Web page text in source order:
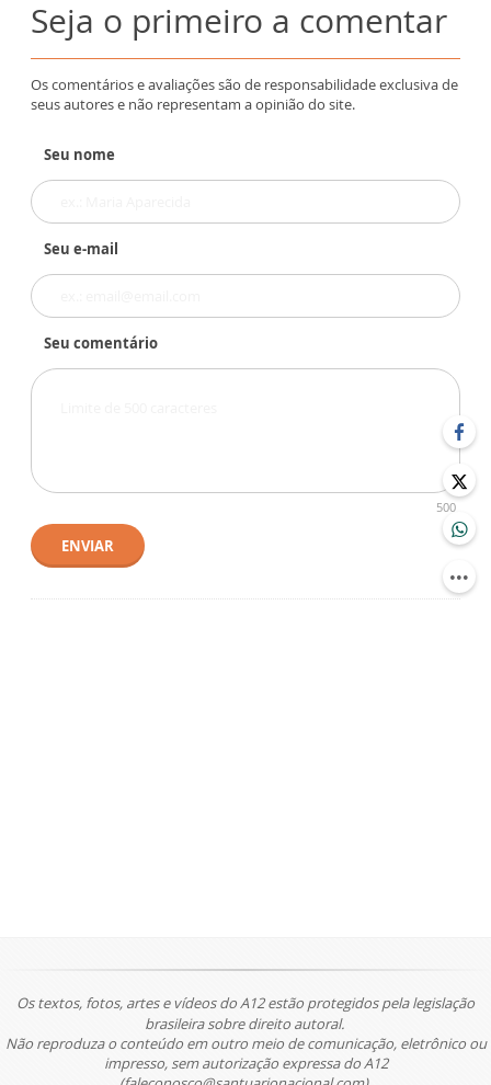
Seja o primeiro a comentar
Os comentários e avaliações são de responsabilidade exclusiva de
seus autores e não representam a opinião do site.
Seu nome
Seu e-mail
Seu comentário
500
ENVIAR
Os textos, fotos, artes e vídeos do A12 estão protegidos pela legislação
brasileira sobre direito autoral.
Não reproduza o conteúdo em outro meio de comunicação, eletrônico ou
impresso, sem autorização expressa do A12